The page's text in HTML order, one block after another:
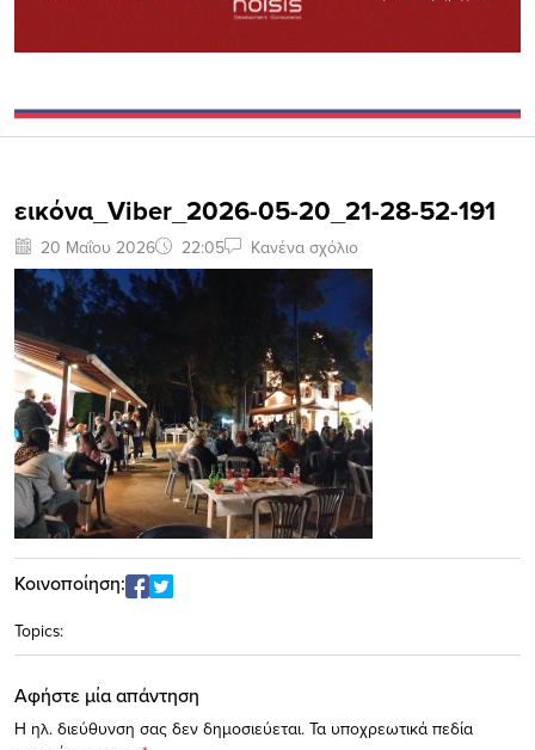
εικόνα_Viber_2026-05-20_21-28-52-191
20 Μαΐου 2026 22:05 Κανένα σχόλιο
Κοινοποίηση:
Topics:
Αφήστε μία απάντηση
Η ηλ. διεύθυνση σας δεν δημοσιεύεται. Τα υποχρεωτικά πεδία